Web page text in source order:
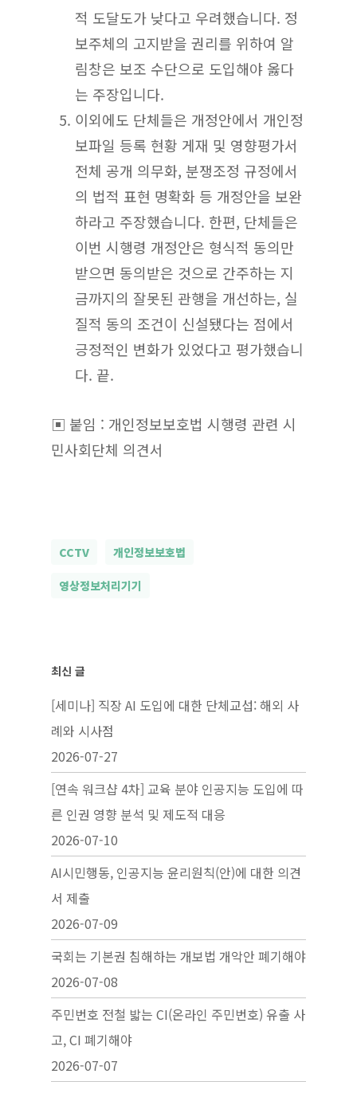
적 도달도가 낮다고 우려했습니다. 정
보주체의 고지받을 권리를 위하여 알
림창은 보조 수단으로 도입해야 옳다
는 주장입니다.
이외에도 단체들은 개정안에서 개인정
보파일 등록 현황 게재 및 영향평가서
전체 공개 의무화, 분쟁조정 규정에서
의 법적 표현 명확화 등 개정안을 보완
하라고 주장했습니다. 한편, 단체들은
이번 시행령 개정안은 형식적 동의만
받으면 동의받은 것으로 간주하는 지
금까지의 잘못된 관행을 개선하는, 실
질적 동의 조건이 신설됐다는 점에서
긍정적인 변화가 있었다고 평가했습니
다. 끝.
▣ 붙임 : 개인정보보호법 시행령 관련 시
민사회단체 의견서
CCTV 개인정보보호법
영상정보처리기기
최신 글
[세미나] 직장 AI 도입에 대한 단체교섭: 해외 사
례와 시사점
2026-07-27
[연속 워크샵 4차] 교육 분야 인공지능 도입에 따
른 인권 영향 분석 및 제도적 대응
2026-07-10
AI시민행동, 인공지능 윤리원칙(안)에 대한 의견
서 제출
2026-07-09
국회는 기본권 침해하는 개보법 개악안 폐기해야
2026-07-08
주민번호 전철 밟는 CI(온라인 주민번호) 유출 사
고, CI 폐기해야
2026-07-07